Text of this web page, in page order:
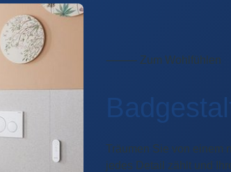
⸻ Zum Wohlfühlen
Träumen Sie von einem
jedes Detail zählt und